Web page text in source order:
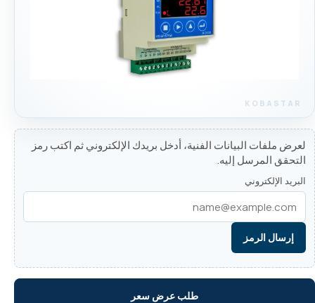
لعرض ملفات البيانات الفنية، أدخل بريدك الإلكتروني ثم اكتب رمز
التحقق المرسل إليه.
البريد الإلكتروني
إرسال الرمز
طلب عرض سعر